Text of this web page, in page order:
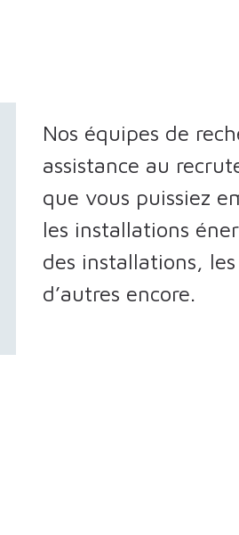
Nos équipes de
assistance au
que vous puissiez
les installations
des installations,
d’autres encore.